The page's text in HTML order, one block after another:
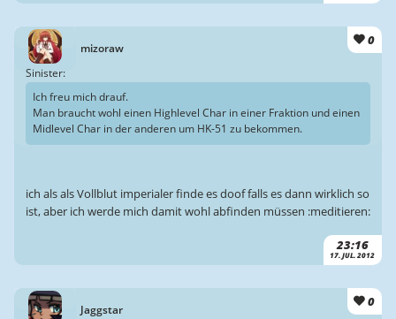
mizoraw
0
23:16
17. JUL. 2012
Sinister:
Ich freu mich drauf.
Man braucht wohl einen Highlevel Char in einer Fraktion und einen
Midlevel Char in der anderen um HK-51 zu bekommen.
ich als als Vollblut imperialer finde es doof falls es dann wirklich so
ist, aber ich werde mich damit wohl abfinden müssen :meditieren:
Jaggstar
0